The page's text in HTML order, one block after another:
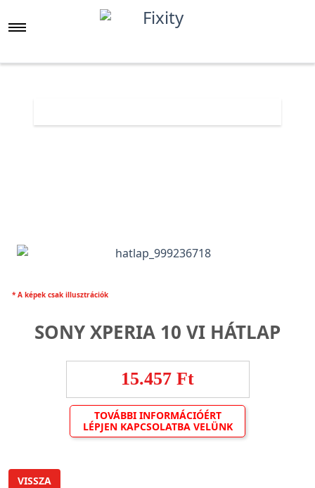
* A képek csak illusztrációk
SONY XPERIA 10 VI HÁTLAP
15.457 Ft
TOVÁBBI INFORMÁCIÓÉRT
LÉPJEN KAPCSOLATBA VELÜNK
VISSZA